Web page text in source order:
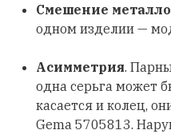
Смешение
одном изделии —
Асимметрия.
одна серьга может
касается и колец,
Gema 5705813.